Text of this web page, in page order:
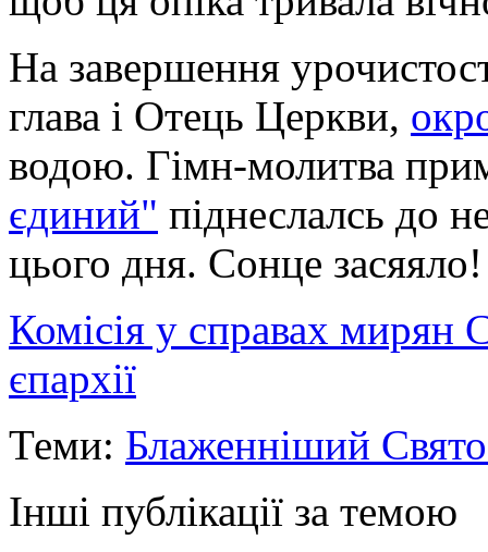
На завершення
глава і Отець Церкви,
водою. Гімн-молитва
єдиний" піднеслалсь до
цього дня. Сонце засяяло!
Комісія у справах мирян
єпархії
Теми: Блаженніший
Інші публікації за темою